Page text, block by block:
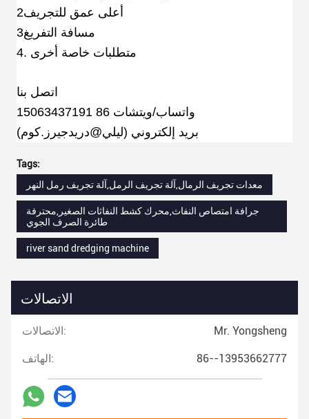
2أعلى عمق للتجريف
3مسافة التفريغ
4. متطلبات خاصة أخرى
اتصل بنا
واتساب/ويتشات 86 15063437191
بريد إلكتروني (ليلي@دريدجيرز.كوم)
Tags:
معدات تجريف الرمال,آلة تجريف الرمل,آلة تجريف رمل النهر
جرافة امتصاص النفاث,محرك كشط النفاثات الصغير,محترفة
طائرة الصرف الجوي
river sand dredging machine
الاتصالات
الاتصالات: Mr. Yongsheng
الهاتف: 86--13953662777